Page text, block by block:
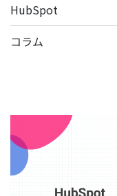
HubSpot
コラム